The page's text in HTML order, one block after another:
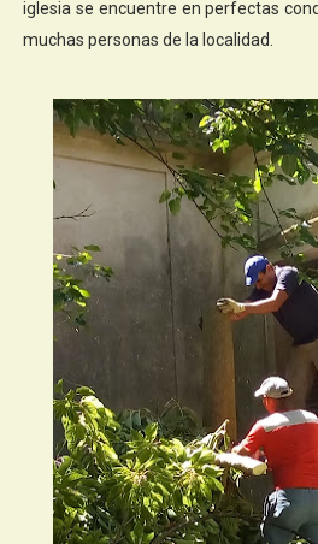
iglesia se encuentre en perfectas
muchas personas de la localidad.